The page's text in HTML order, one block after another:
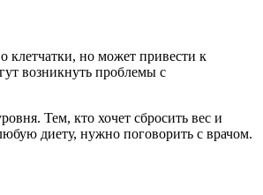
клетчатки, но может привести к
возникнуть проблемы с
Тем, кто хочет сбросить вес и
диету, нужно поговорить с врачом.